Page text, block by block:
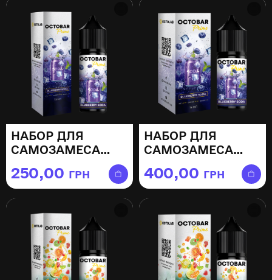
НАБОР ДЛЯ
САМОЗАМЕСА
OCTOBAR PRIME
BLUEBERRY SODA
— 15МЛ
250,00 ГРН
НАБОР ДЛЯ
САМОЗАМЕСА
OCTOBAR PRIME
BLUEBERRY SODA
— 30МЛ
400,00 ГРН